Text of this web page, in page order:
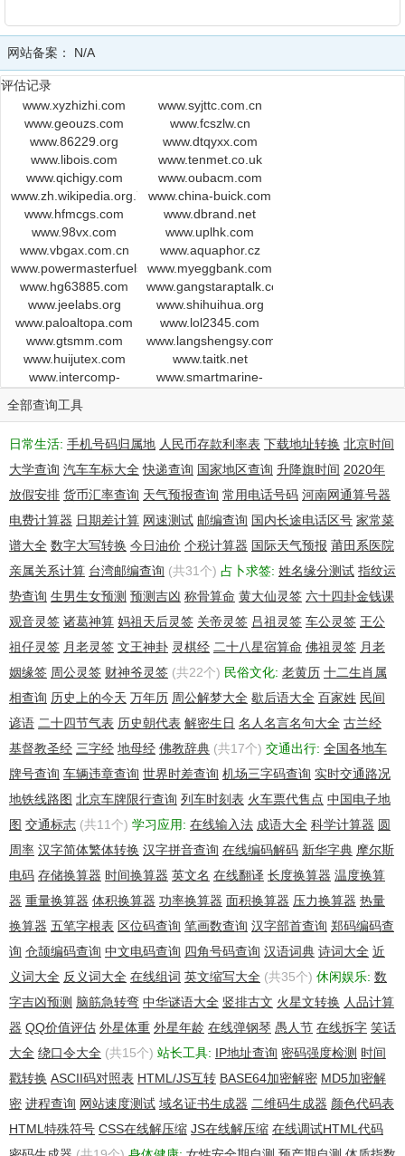
网站备案： N/A
评估记录
www.xyzhizhi.com
www.syjttc.com.cn
www.geouzs.com
www.fcszlw.cn
www.86229.org
www.dtqyxx.com
www.libois.com
www.tenmet.co.uk
www.qichigy.com
www.oubacm.com
www.zh.wikipedia.org.75274.hlcnet.com
www.china-buick.com
www.hfmcgs.com
www.dbrand.net
www.98vx.com
www.uplhk.com
www.vbgax.com.cn
www.aquaphor.cz
www.powermasterfuels.comwww.myeggbank.com
www.hg63885.com
www.gangstaraptalk.com
www.jeelabs.org
www.shihuihua.org
www.paloaltopa.com
www.lol2345.com
www.gtsmm.com
www.langshengsy.com
www.huijutex.com
www.taitk.net
www.intercomp-
www.smartmarine-
全部查询工具
日常生活: 手机号码归属地 人民币存款利率表 下载地址转换 北京时间
大学查询 汽车车标大全 快递查询 国家地区查询 升降旗时间 2020年
放假安排 货币汇率查询 天气预报查询 常用电话号码 河南网通算号器
电费计算器 日期差计算 网速测试 邮编查询 国内长途电话区号 家常菜
谱大全 数字大写转换 今日油价 个税计算器 国际天气预报 莆田系医院
亲属关系计算 台湾邮编查询 (共31个) 占卜求签: 姓名缘分测试 指纹运
势查询 生男生女预测 预测吉凶 称骨算命 黄大仙灵签 六十四卦金钱课
观音灵签 诸葛神算 妈祖天后灵签 关帝灵签 吕祖灵签 车公灵签 王公
祖仔灵签 月老灵签 文王神卦 灵棋经 二十八星宿算命 佛祖灵签 月老
姻缘签 周公灵签 财神爷灵签 (共22个) 民俗文化: 老黄历 十二生肖属
相查询 历史上的今天 万年历 周公解梦大全 歇后语大全 百家姓 民间
谚语 二十四节气表 历史朝代表 解密生日 名人名言名句大全 古兰经
基督教圣经 三字经 地母经 佛教辞典 (共17个) 交通出行: 全国各地车
牌号查询 车辆违章查询 世界时差查询 机场三字码查询 实时交通路况
地铁线路图 北京车牌限行查询 列车时刻表 火车票代售点 中国电子地
图 交通标志 (共11个) 学习应用: 在线输入法 成语大全 科学计算器 圆
周率 汉字简体繁体转换 汉字拼音查询 在线编码解码 新华字典 摩尔斯
电码 存储换算器 时间换算器 英文名 在线翻译 长度换算器 温度换算
器 重量换算器 体积换算器 功率换算器 面积换算器 压力换算器 热量
换算器 五笔字根表 区位码查询 笔画数查询 汉字部首查询 郑码编码查
询 仓颉编码查询 中文电码查询 四角号码查询 汉语词典 诗词大全 近
义词大全 反义词大全 在线组词 英文缩写大全 (共35个) 休闲娱乐: 数
字吉凶预测 脑筋急转弯 中华谜语大全 竖排古文 火星文转换 人品计算
器 QQ价值评估 外星体重 外星年龄 在线弹钢琴 愚人节 在线拆字 笑话
大全 绕口令大全 (共15个) 站长工具: IP地址查询 密码强度检测 时间
戳转换 ASCII码对照表 HTML/JS互转 BASE64加密解密 MD5加密解
密 进程查询 网站速度测试 域名证书生成器 二维码生成器 颜色代码表
HTML特殊符号 CSS在线解压缩 JS在线解压缩 在线调试HTML代码